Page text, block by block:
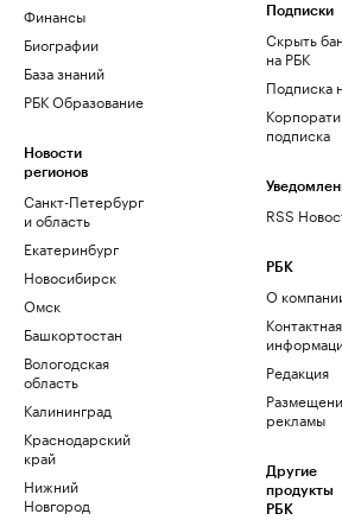
Финансы
Биографии
База знаний
РБК Образование
Новости
регионов
Санкт-Петербург
и область
Екатеринбург
Новосибирск
Омск
Башкортостан
Вологодская
область
Калининград
Краснодарский
край
Нижний
Новгород
Подписки
Скрыть
на РБК
Подписка
подписка
RSS
РБК
О
Контактная
Редакция
рекламы
Другие
продукты
РБК